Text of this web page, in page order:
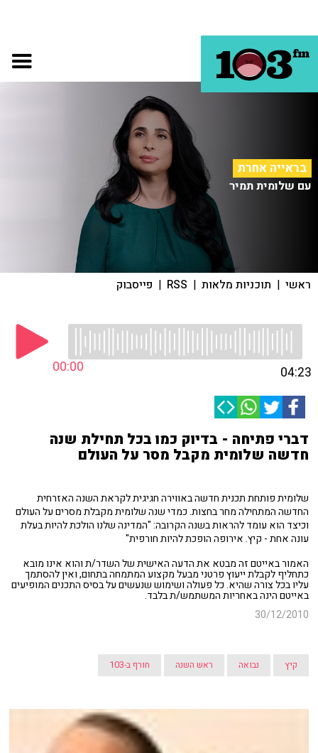
בראייה אחרת
עם שלומית תמיר
ראשי | תוכניות מלאות |
RSS
| פייסבוק
00:00 04:23
דברי פתיחה - בדיוק כמו בכל תחילת שנה
חדשה שלומית מקבל מסר על העולם
שלומית פותחת תכנית חדשה באווירה חגיגית לקראת השנה האזרחית
החדשה המתחילה מחר בחצות. כמדי שנה שלומית מקבלת מסרים על העולם
וכיצד הוא עומד להראות בשנה הקרובה: "המדינה שלנו הולכת להיות בעלת
עונה אחת - קיץ. אירופה הופכת להיות חורפית"
האמור באייטם זה מבטא את הדעה האישית של השדר/ת והוא אינו מובא
כתחליף לקבלת ייעוץ פרטני מבעל מקצוע המתמחה בתחום, ואין להסתמך
עליו בכל צורה שהיא. כל פעולה ושימוש שנעשים על בסיס התכנים המופיעים
באייטם הינה באחריות המשתמש/ת בלבד.
30/12/2010
קיץ נבואה ראש השנה חורף ב-103